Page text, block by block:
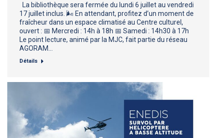
La bibliothèque sera fermée du lundi 6 juillet au vendredi
17 juillet inclus. 🌬️ En attendant, profitez d’un moment de
fraîcheur dans un espace climatisé au Centre culturel,
ouvert : 📅 Mercredi : 14h à 18h 📅 Samedi : 14h30 à 17h
Le point lecture, animé par la MJC, fait partie du réseau
AGORAM…
Détails